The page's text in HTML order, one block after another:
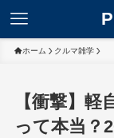
ホーム クルマ雑学
【衝撃】
って本当？